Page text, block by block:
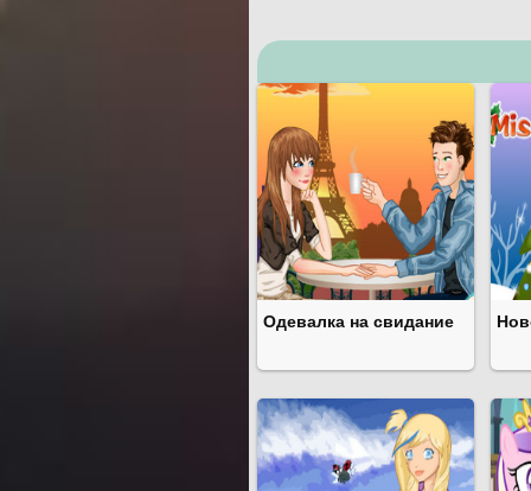
Одевалка на свидание